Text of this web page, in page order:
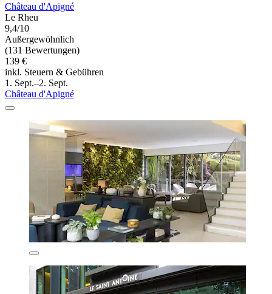
Château d'Apigné
Le Rheu
9,4/10
Außergewöhnlich
(131 Bewertungen)
139 €
inkl. Steuern & Gebühren
1. Sept.–2. Sept.
Château d'Apigné